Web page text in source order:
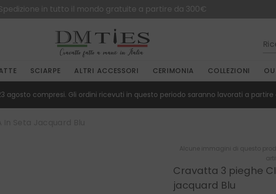
in tutto il mondo gratuite a partire da 300€
SCIARPE ALTRI ACCESSORI CERIMONIA COLLEZIONI
agosto compresi. Gli ordini ricevuti in questo periodo saranno lavorati a partire
Alcune immagini di questo
Cravatta 3 pieghe
jacquard Blu